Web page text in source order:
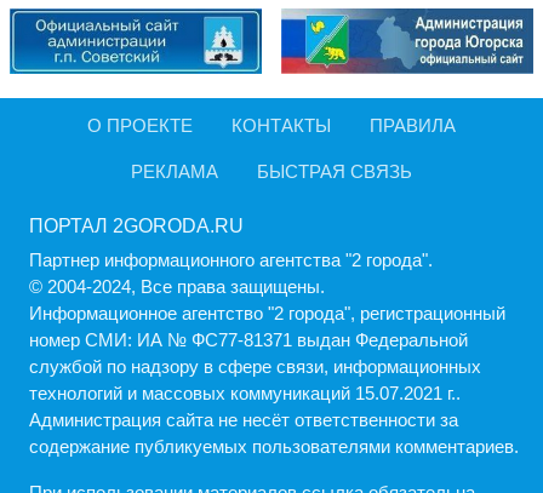
О ПРОЕКТЕ КОНТАКТЫ ПРАВИЛА
РЕКЛАМА БЫСТРАЯ СВЯЗЬ
ПОРТАЛ 2GORODA.RU
Партнер информационного агентства "2 города".
© 2004-2024, Все права защищены.
Информационное агентство "2 города", регистрационный
номер СМИ: ИА № ФС77-81371 выдан Федеральной
службой по надзору в сфере связи, информационных
технологий и массовых коммуникаций 15.07.2021 г..
Администрация cайта не несёт ответственности за
содержание публикуемых пользователями комментариев.